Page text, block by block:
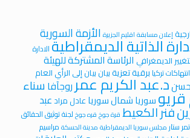
إعلان مسابقة اقليم الجزيرة الأزمة السورية
الذاتية الديمقراطيةالادارة
الديمغرافي الرئاسة المشتركة للهيئة
انتهاكات تركيا برقية تعزيةبيان بيان إلى الرأي العام
حسند.عبد الكريم عمرروجآفاسناء
سورياشمال سورياعادل مرادعبد
فنر الكعيط قرة جوخ قره جوخ لجنة توثيق الحقائق
ستار مجلس سوريا الديمقراطية مدينة الحسكة مراسيم